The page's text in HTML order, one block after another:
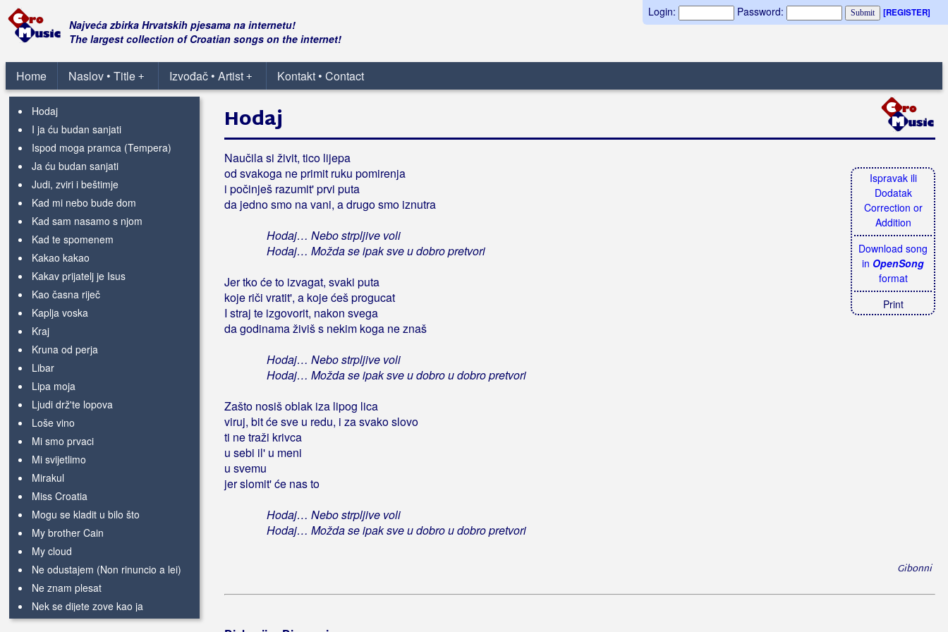
Login: Password: [REGISTER]
Najveća zbirka Hrvatskih pjesama na internetu!
The largest collection of Croatian songs on the internet!
Home +
Naslov • Title +
Izvođač • Artist Kontakt • Contact
Dobri ljudi
Dvije duše
Goli pod zvijezdama
Hey Crow
Hodaj
I ja ću budan sanjati
Ispod moga pramca (Tempera)
Ja ću budan sanjati
Judi, zviri i beštimje
Kad mi nebo bude dom
Kad sam nasamo s njom
Kad te spomenem
Kakao kakao
Kakav prijatelj je Isus
Kao časna riječ
Kaplja voska
Kraj
Kruna od perja
Libar
Lipa moja
Ljudi drž'te lopova
Loše vino
Mi smo prvaci
Mi svijetlimo
Mirakul
Miss Croatia
Mogu se kladit u bilo što
My brother Cain
My cloud
Ne odustajem (Non rinuncio a lei)
Ne znam plesat
Nek se dijete zove kao ja
Nepobjediva
Ispravak ili
Dodatak
Correction or
Addition
Download song
in OpenSong
format
Print
Hodaj
Naučila si živit, tico lijepa
od svakoga ne primit ruku pomirenja
i počinješ razumit' prvi puta
da jedno smo na vani, a drugo smo iznutra
Hodaj… Nebo strpljive voli
Hodaj… Možda se ipak sve u dobro pretvori
Jer tko će to izvagat, svaki puta
koje riči vratit', a koje ćeš progucat
I straj te izgovorit, nakon svega
da godinama živiš s nekim koga ne znaš
Hodaj… Nebo strpljive voli
Hodaj… Možda se ipak sve u dobro u dobro pretvori
Zašto nosiš oblak iza lipog lica
viruj, bit će sve u redu, i za svako slovo
ti ne traži krivca
u sebi il' u meni
u svemu
jer slomit' će nas to
Hodaj… Nebo strpljive voli
Hodaj… Možda se ipak sve u dobro u dobro pretvori
Gibonni